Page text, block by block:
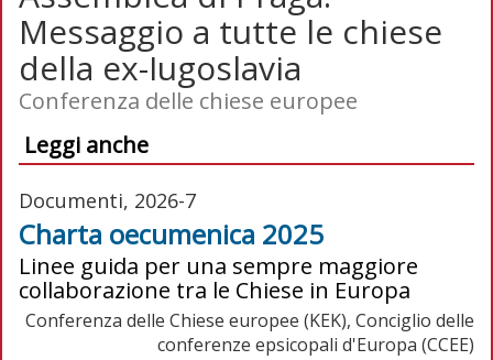
Messaggio a tutte le chiese
della ex-Iugoslavia
Conferenza delle chiese europee
Leggi anche
Documenti, 2026-7
Charta oecumenica 2025
Linee guida per una sempre maggiore
collaborazione tra le Chiese in Europa
Conferenza delle Chiese europee (KEK), Conciglio delle
conferenze epsicopali d'Europa (CCEE)